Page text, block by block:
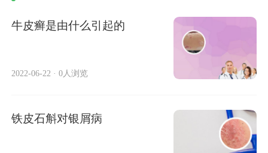
牛皮癣是由什么引起的
2022-06-22 · 0人浏览
铁皮石斛对银屑病